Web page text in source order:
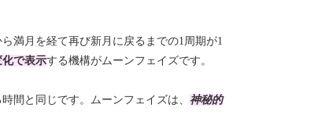
ら満月を経て再び新月に戻るまでの1周期が1
化で表示する機構がムーンフェイズです。
間と同じです。 ムーンフェイズは、 神秘的